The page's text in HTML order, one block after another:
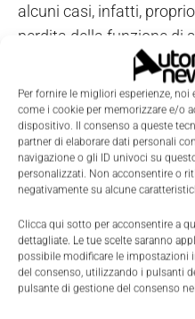
Per fornire le migliori esperienze,
come i cookie per memorizzare e/o
dispositivo. Il consenso a queste
partner di elaborare dati personali
navigazione o gli ID univoci su
personalizzati. Non acconsentire o
negativamente su alcune
Clicca qui sotto per acconsentire a
dettagliate. Le tue scelte saranno
possibile modificare le
del consenso, utilizzando i pulsanti
pulsante di gestione del consenso
alcuni casi, infatti,
perdita della funzione di
tentativo di risolverlo
estremamente
tratta proprio
che “non è sempre
dei sistemi di controllo
presupporre che
tra i requisiti tecnici di
teorica del verificarsi di
l'esclusione dei guasti